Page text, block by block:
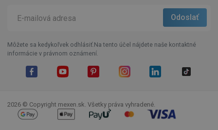
Môžete sa kedykoľvek odhlásiť.Na tento účel nájdete naše kontaktné
informácie v právnom oznámení.
2026 © Copyright mexen.sk. Všetky práva vyhradené.